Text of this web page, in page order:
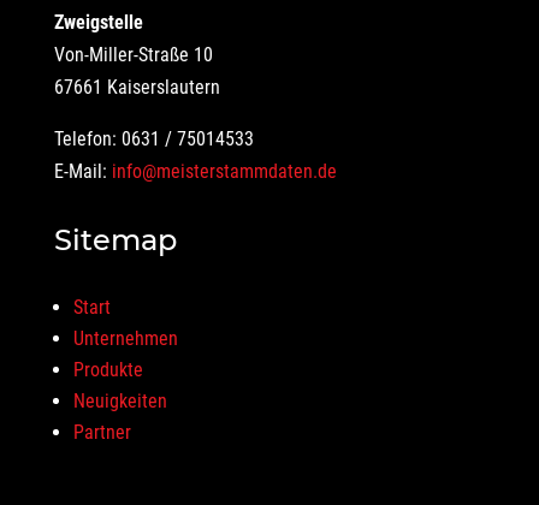
Zweigstelle
Von-Miller-Straße 10
67661 Kaiserslautern
Telefon: 0631 / 75014533
E-Mail: info@meisterstammdaten.de
Sitemap
Start
Unternehmen
Produkte
Neuigkeiten
Partner